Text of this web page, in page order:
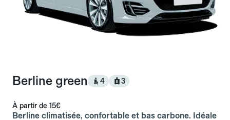
Berline green 4 3
À partir de 15€
Berline climatisée, confortable et bas carbone. Idéale